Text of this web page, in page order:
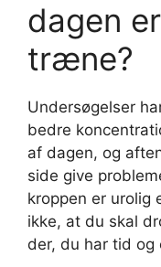
dagen
træne?
Undersøgelser
bedre
af dagen, og
side give
kroppen er
ikke, at du skal
der, du har tid